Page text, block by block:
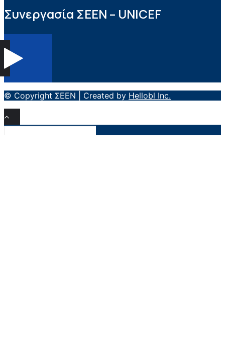
Συνεργασία ΣEEN – UNICEF
© Copyright ΣΕΕΝ | Created by Hellobl Inc.